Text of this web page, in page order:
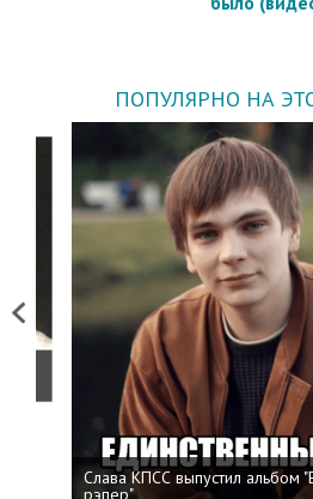
ПОПУЛЯРНО НА
Previous
Слава КПСС выпустил альбом
рэпер"